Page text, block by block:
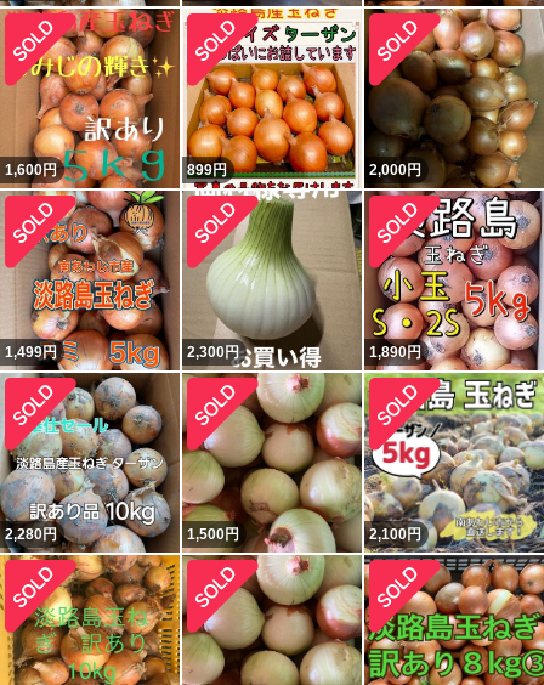
1,600円 899円 2,000円
1,499円 2,300円 1,890円
2,280円 1,500円 2,100円